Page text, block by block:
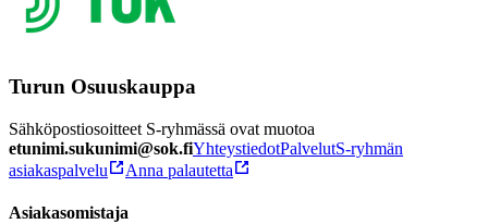
Turun Osuuskauppa
Sähköpostiosoitteet S-ryhmässä ovat muotoa
etunimi.sukunimi@sok.fiYhteystiedotPalvelutS-ryhmän
asiakaspalvelu
Anna palautetta
Asiakasomistaja